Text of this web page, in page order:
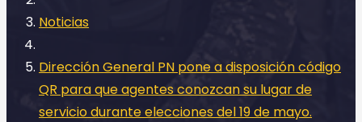
Noticias
Dirección General PN pone a disposición código
QR para que agentes conozcan su lugar de
servicio durante elecciones del 19 de mayo.